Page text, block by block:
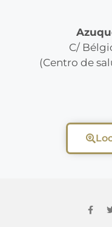
C/
(Centro de